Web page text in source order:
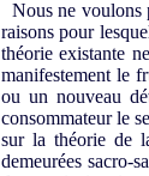
Nous ne voulons
raisons pour
théorie existante
manifestement le
ou un nouveau
consommateur le
sur la théorie de
demeurées sacro-